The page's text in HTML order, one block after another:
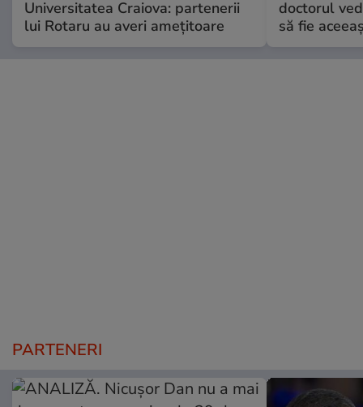
Universitatea Craiova: partenerii
lui Rotaru au averi amețitoare
doctorul
să fie
PARTENERI